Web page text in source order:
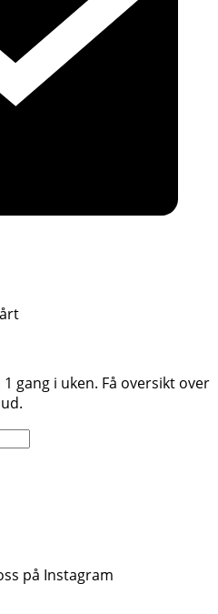
gang i uken. Få oversikt over
på Instagram